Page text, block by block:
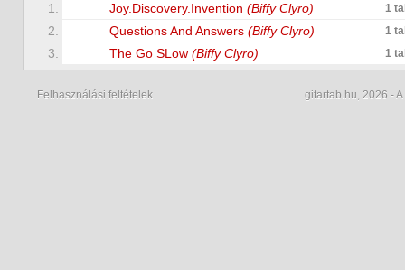
1. Joy.Discovery.Invention (Biffy Clyro) 1
2. Questions And Answers (Biffy Clyro) 1
3. The Go SLow (Biffy Clyro) 1
Felhasználási feltételek gitartab.hu, 2026 -